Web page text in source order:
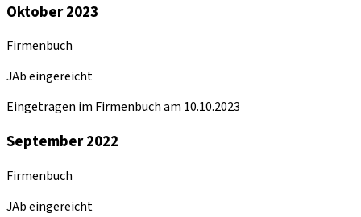
Oktober 2023
Firmenbuch
JAb eingereicht
Eingetragen im Firmenbuch am 10.10.2023
September 2022
Firmenbuch
JAb eingereicht